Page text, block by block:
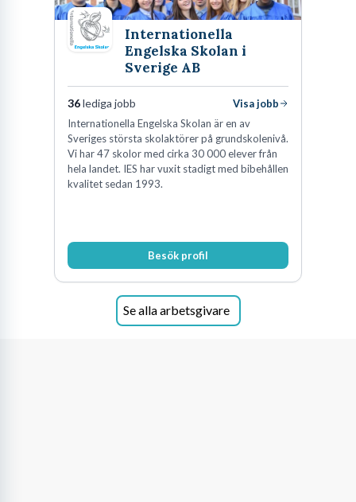
Internationella
Engelska Skolan i
Sverige AB
36lediga jobb
Visa jobb
Internationella Engelska Skolan är en av
Sveriges största skolaktörer på grundskolenivå.
Vi har 47 skolor med cirka 30 000 elever från
hela landet. IES har vuxit stadigt med bibehållen
kvalitet sedan 1993.
Besök profil
Se alla arbetsgivare